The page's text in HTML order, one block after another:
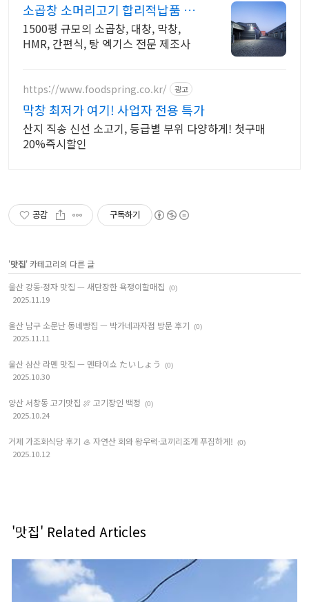
소곱창 소머리고기 합리적납품 더
웰푸드
1500평 규모의 소곱창, 대창, 막창,
HMR, 간편식, 탕 엑기스 전문 제조사
https://www.foodspring.co.kr/ 광고
막창 최저가 여기! 사업자 전용 특가
산지 직송 신선 소고기, 등급별 부위 다양하게! 첫구매
20%즉시할인
공감 구독하기
'맛집' 카테고리의 다른 글
울산 강동·정자 맛집 — 새단장한 욕쟁이할매집
(0)
2025.11.19
울산 남구 소문난 동네빵집 — 박가네과자점 방문 후기 (0)
2025.11.11
울산 삼산 라멘 맛집 — 멘타이쇼 たいしょう (0)
2025.10.30
양산 서창동 고기맛집 🍖 고기장인 백정 (0)
2025.10.24
거제 가조회식당 후기 🦪 자연산 회와 왕우럭·코끼리조개 푸짐하게! (0)
2025.10.12
'맛집' Related Articles